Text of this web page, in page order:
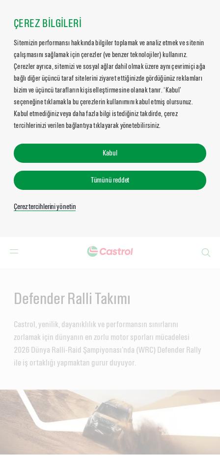
ÇEREZ BİLGİLERİ
Sitemizin performansı hakkında bilgiler toplamak ve analiz etmek ve sitenin
çalışmasını sağlamak için çerezler (ve benzer teknolojiler) kullanırız.
Çerezler ayrıca, sitemizi ve sosyal ağlar dahil olmak üzere aynı çevrimiçi ağa
bağlı diğer üçüncü taraf sitelerini ziyaret ettiğinizde gördüğünüz reklamları
bizim ve üçüncü tarafların kişiselleştirmesine olanak tanır. ‘Kabul’
seçeneğine tıklamakla bu çerezlerin kullanımını kabul etmiş olursunuz.
Kabul etmediğiniz veya daha fazla bilgi istediğiniz takdirde, çerez
tercihlerinizi verilen bağlantıya tıklayarak yönetebilirsiniz.
Kabul
Tümünü reddet
Çerez tercihlerini yönetin
Defender Ralli Takımı
Castrol, yenilik, dayanıklılık ve performansın sınırlarını
zorlamak için dünyanın en zorlu motor sporları mücadelesi
2026 Dünya Ralli-Raid Şampiyonası’nda (WRC) Defender Rally
ile iş ortaklığı yapmaktan gurur duyuyor.